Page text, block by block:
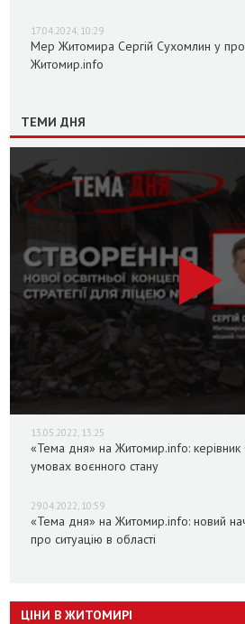
17.04.2024, 10:29
Мер Житомира Сергій Сухомлин у
Житомир.info
ТЕМИ ДНЯ
13.05.2022, 13:25
«Тема дня» на Житомир.info: керівник
умовах воєнного стану
29.04.2022, 10:59
«Тема дня» на Житомир.info: новий
про ситуацію в області
ЦІНИ В ЖИТОМИРІ